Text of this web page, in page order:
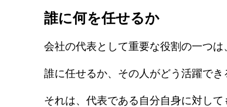
誰に何を任せるか
会社の代表として重要な役割の一つ
誰に任せるか、その人がどう活躍でき
それは、代表である自分自身に対して